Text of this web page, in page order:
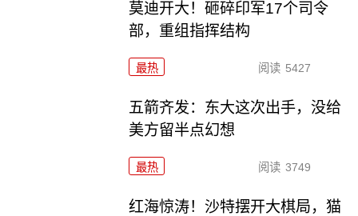
莫迪开大！砸碎印军17个司令
部，重组指挥结构
最热 阅读 5427
五箭齐发：东大这次出手，没给
美方留半点幻想
最热 阅读 3749
红海惊涛！沙特摆开大棋局，猫